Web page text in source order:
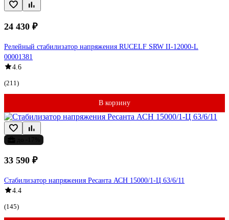
24 430 ₽
Релейный стабилизатор напряжения RUCELF SRW II-12000-L
00001381
4.6
(211)
В корзину
33 590 ₽
Стабилизатор напряжения Ресанта АСН 15000/1-Ц 63/6/11
4.4
(145)